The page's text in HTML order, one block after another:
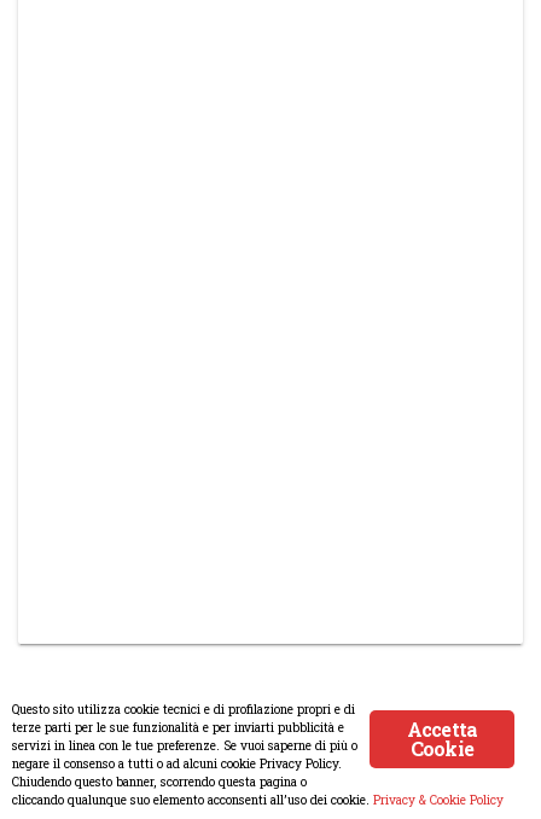
© Copyright 2008-2017 Scenaripolitici.com - Tutti i diritti riservati.
Creato daAtlanticmoon.com
Accetta
Cookie
Questo sito utilizza cookie tecnici e di profilazione propri e di
terze parti per le sue funzionalità e per inviarti pubblicità e
servizi in linea con le tue preferenze. Se vuoi saperne di più o
negare il consenso a tutti o ad alcuni cookie Privacy Policy.
Chiudendo questo banner, scorrendo questa pagina o
cliccando qualunque suo elemento acconsenti all’uso dei cookie. Privacy & Cookie Policy